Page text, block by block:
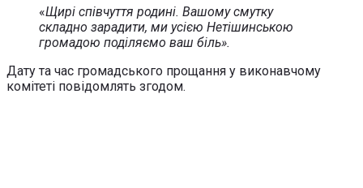
«Щирі співчуття родині. Вашому смутку
складно зарадити, ми усією Нетішинською
громадою поділяємо ваш біль».
Дату та час громадського прощання у виконавчому
комітеті повідомлять згодом.